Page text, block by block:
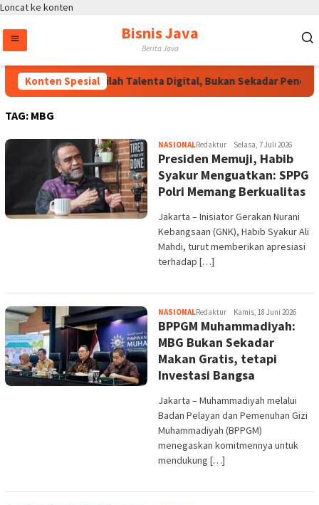
Loncat ke konten
Bisnis Java
Berita Java
Konten Spesial
Wakapolri: Jadilah Talenta Digital, Bukan Sekadar Penonton
TAG: MBG
NASIONALRedaktur Selasa, 7 Juli 2026
Presiden Memuji, Habib
Syakur Menguatkan: SPPG
Polri Memang Berkualitas
Jakarta – Inisiator Gerakan Nurani
Kebangsaan (GNK), Habib Syakur Ali
Mahdi, turut memberikan apresiasi
terhadap […]
NASIONALRedaktur Kamis, 18 Juni 2026
BPPGM Muhammadiyah:
MBG Bukan Sekadar
Makan Gratis, tetapi
Investasi Bangsa
Jakarta – Muhammadiyah melalui
Badan Pelayan dan Pemenuhan Gizi
Muhammadiyah (BPPGM)
menegaskan komitmennya untuk
mendukung […]